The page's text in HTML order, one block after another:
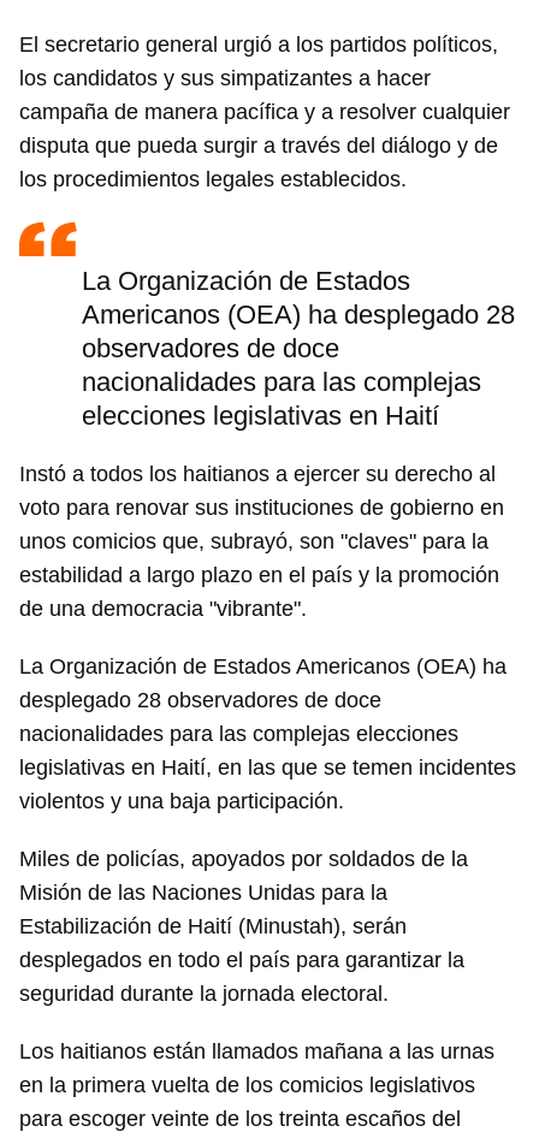
El secretario general urgió a los partidos políticos,
los candidatos y sus simpatizantes a hacer
campaña de manera pacífica y a resolver cualquier
disputa que pueda surgir a través del diálogo y de
los procedimientos legales establecidos.
La Organización de Estados
Americanos (OEA) ha desplegado 28
observadores de doce
nacionalidades para las complejas
elecciones legislativas en Haití
Instó a todos los haitianos a ejercer su derecho al
voto para renovar sus instituciones de gobierno en
unos comicios que, subrayó, son "claves" para la
estabilidad a largo plazo en el país y la promoción
de una democracia "vibrante".
La Organización de Estados Americanos (OEA) ha
desplegado 28 observadores de doce
nacionalidades para las complejas elecciones
legislativas en Haití, en las que se temen incidentes
violentos y una baja participación.
Miles de policías, apoyados por soldados de la
Misión de las Naciones Unidas para la
Estabilización de Haití (Minustah), serán
desplegados en todo el país para garantizar la
seguridad durante la jornada electoral.
Los haitianos están llamados mañana a las urnas
en la primera vuelta de los comicios legislativos
para escoger veinte de los treinta escaños del